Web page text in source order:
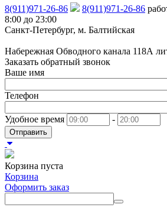
8(911)971-26-86 8(911)971-26-86
8:00 до 23:00
Санкт-Петербург, м. Балтийская
Набережная Обводного канала 118А
Заказать обратный звонок
Ваше имя
Телефон
Удобное время -
Отправить
Корзина пуста
Корзина
Оформить заказ